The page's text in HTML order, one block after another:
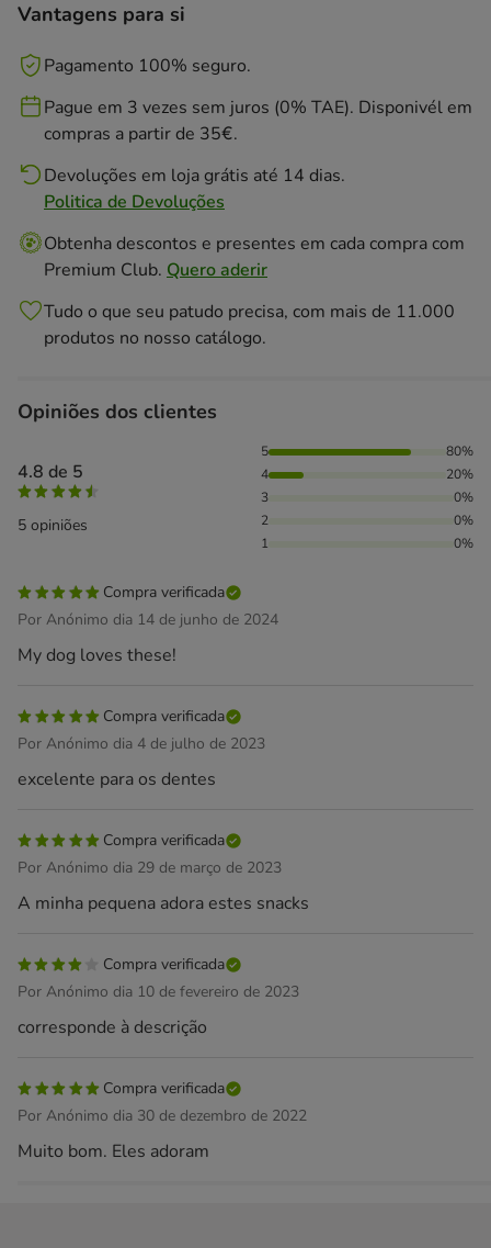
Vantagens para si
Pagamento 100% seguro.
Pague em 3 vezes sem juros (0% TAE). Disponivél em
compras a partir de 35€.
Devoluções em loja grátis até 14 dias.
Politica de Devoluções
Obtenha descontos e presentes em cada compra com
Premium Club. Quero aderir
Tudo o que seu patudo precisa, com mais de 11.000
produtos no nosso catálogo.
Opiniões dos clientes
4.8 de 5
5 opiniões
80% das pessoas avaliaram com 5 estrelas, 20% das
5
80%
4
20%
3
0%
2
0%
1
0%
Compra verificada
Por Anónimo dia 14 de junho de 2024
My dog loves these!
Compra verificada
Por Anónimo dia 4 de julho de 2023
excelente para os dentes
Compra verificada
Por Anónimo dia 29 de março de 2023
A minha pequena adora estes snacks
Compra verificada
Por Anónimo dia 10 de fevereiro de 2023
corresponde à descrição
Compra verificada
Por Anónimo dia 30 de dezembro de 2022
Muito bom. Eles adoram